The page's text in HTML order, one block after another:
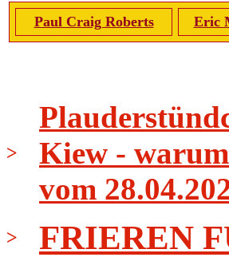
Paul Craig Roberts Eric
>
Kiew -
vom
> FRIEREN